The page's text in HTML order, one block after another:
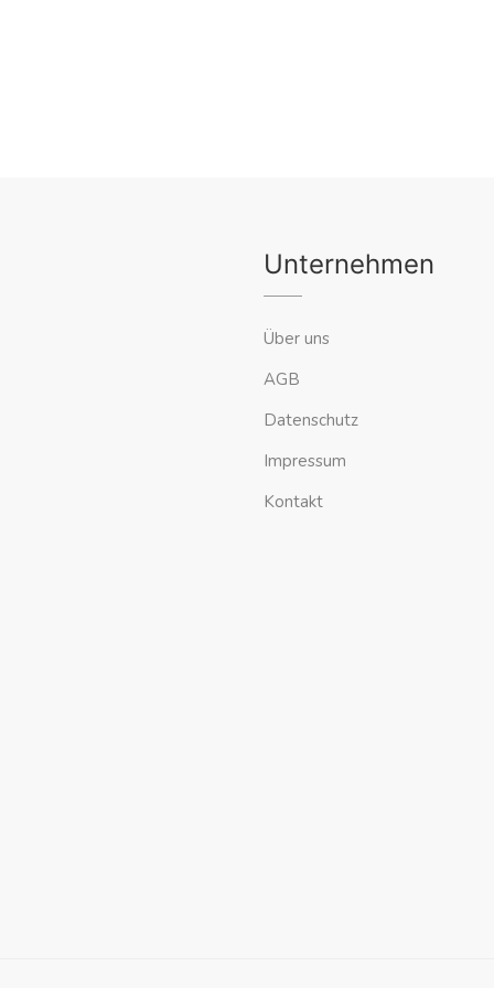
Unternehmen
Über uns
AGB
Datenschutz
Impressum
Kontakt